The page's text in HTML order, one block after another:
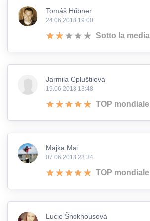
Tomáš Hűbner
24.06.2018 19:00
Sotto la media
Jarmila Opluštilová
19.06.2018 13:48
TOP mondiale
Majka Mai
07.06.2018 23:34
TOP mondiale
Lucie Šnokhousová